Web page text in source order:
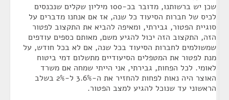
שכן יש ברשותנו, מדובר בכ-100 מיליון שקלים שנכנסים
לכיס של חברות הסיעוד כל שנה, אז אם אנחנו מדברים על
סוגיית הפטור, גבירתי, ומאיפה להביא את התקצוב לפטור
הזה, התקצוב הזה יכול להגיע משם, מאותם כספים עודפים
שמשולמים לחברות הסיעוד בכל שנה, אם לא בכל חודש, על
מנת לפטור את המטפלים הסיעודיים מתשלום דמי ביטוח
לאומי. לכל הפחות, גבירתי, אני הייתי שמחה אם משרד
האוצר היה נאות לפחות להחזיר את ה-3.6% ל-2% בשלב
הראשוני עד שנוכל להגיע למצב הפטור.